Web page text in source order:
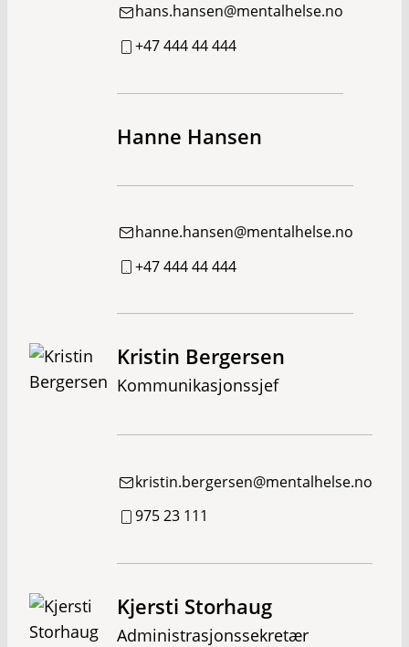
hans.hansen@mentalhelse.no
+47 444 44 444
Hanne Hansen
hanne.hansen@mentalhelse.no
+47 444 44 444
Kristin Bergersen
Kommunikasjonssjef
kristin.bergersen@mentalhelse.no
975 23 111
Kjersti Storhaug
Administrasjonssekretær